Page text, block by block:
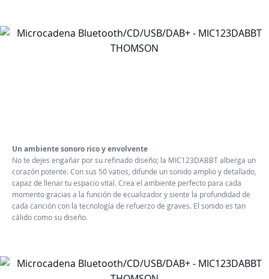
Un ambiente sonoro rico y envolvente
No te dejes engañar por su refinado diseño; la MIC123DABBT alberga un
corazón potente. Con sus 50 vatios, difunde un sonido amplio y detallado,
capaz de llenar tu espacio vital. Crea el ambiente perfecto para cada
momento gracias a la función de ecualizador y siente la profundidad de
cada canción con la tecnología de refuerzo de graves. El sonido es tan
cálido como su diseño.